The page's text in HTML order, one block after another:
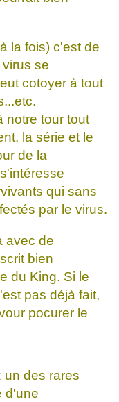
la fois) c'est de
se
cotoyer à tout
notre tour tout
la série et le
de la
qui sans
par le virus.
avec de
bien
du King. Si le
pas déjà fait,
pocurer le
un des rares
d'une